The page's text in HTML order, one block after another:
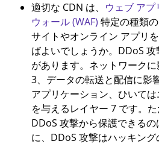
適切な CDN は、 ウェブ ア
ウォール (WAF) 特定の種類
サイトやオンライン アプリ
ばよいでしょうか。DDoS
があります。ネットワーク
3、データの転送と配信に影
アプリケーション、ひいて
を与えるレイヤー 7 です。
DDoS 攻撃から保護できる
に、DDoS 攻撃はハッキン